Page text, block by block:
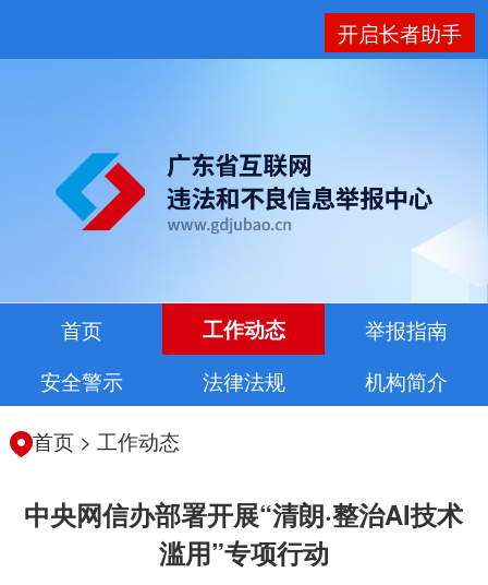
开启长者助手
首页 工作动态
举报指南
安全警示
法律法规 机构简介
首页> 工作动态
中央网信办部署开展“清朗·整治AI技术
滥用”专项行动